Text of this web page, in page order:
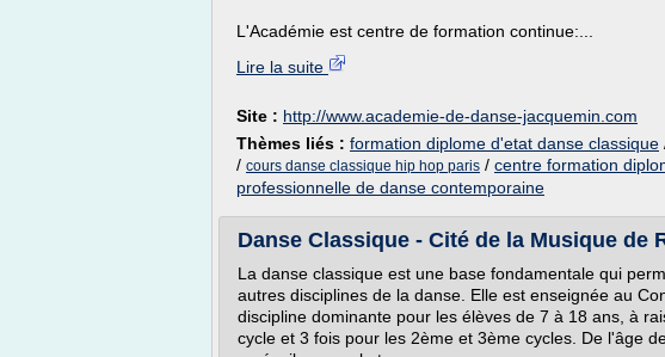
L'Académie est centre de formation continue:...
Lire la suite
Site : http://www.academie-de-danse-jacquemin.com
Thèmes liés : formation diplome d'etat danse classique
/ cours danse classique hip hop paris / centre formation
professionnelle de danse contemporaine
Danse Classique - Cité de la Musique de
La danse classique est une base fondamentale qui
autres disciplines de la danse. Elle est enseignée au
discipline dominante pour les élèves de 7 à 18 ans, à
cycle et 3 fois pour les 2ème et 3ème cycles. De l'âge